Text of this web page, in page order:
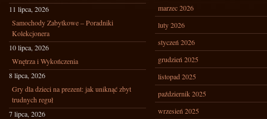
11 lipca, 2026
Samochody Zabytkowe – Poradniki
Kolekcjonera
10 lipca, 2026
Wnętrza i Wykończenia
8 lipca, 2026
Gry dla dzieci na prezent: jak uniknąć zbyt
trudnych reguł
7 lipca, 2026
marzec 2026
luty 2026
styczeń 2026
grudzień 2025
listopad 2025
październik 2025
wrzesień 2025